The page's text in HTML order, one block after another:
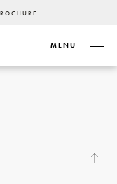
MENU